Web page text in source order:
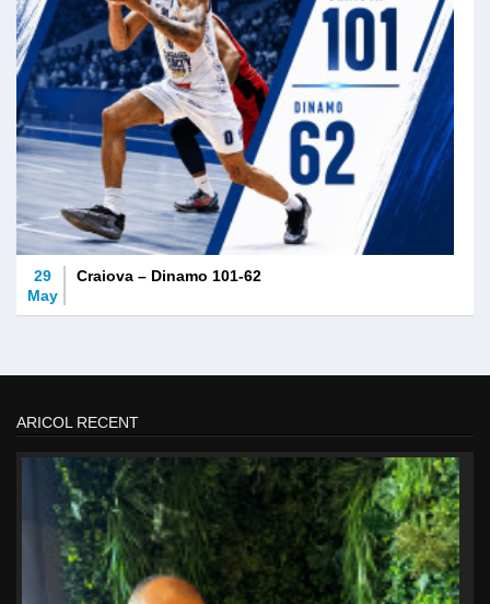
29
May
Craiova – Dinamo 101-62
ARICOL RECENT